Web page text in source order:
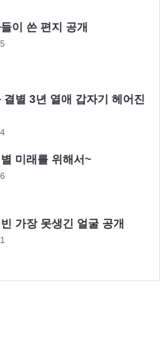
이 쓴 편지 공개
결별 3년 열애 갑자기 헤어진
미래를 위해서~
가장 못생긴 얼굴 공개